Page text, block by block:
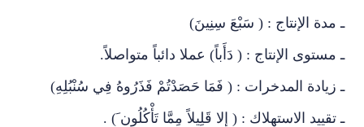
ـ مدة الإنتاج : ( سَبْعَ سِنِينَ)
ـ مستوى الإنتاج : ( دَأَباً) عملا دائباً متواصلاً.
ـ زيادة المدخرات : ( فَمَا حَصَدْتُمْ فَذَرُوهُ فِي سُنْبُلِهِ)
ـ تقييد الاستهلاك : ( إِلا قَلِيلاً مِمَّا تَأْكُلُون َ) .